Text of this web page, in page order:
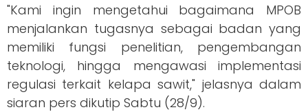
"Kami ingin mengetahui bagaimana MPOB
menjalankan tugasnya sebagai badan yang
memiliki fungsi penelitian, pengembangan
teknologi, hingga mengawasi implementasi
regulasi terkait kelapa sawit," jelasnya dalam
siaran pers dikutip Sabtu (28/9).